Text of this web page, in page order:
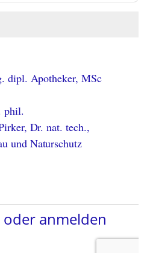
dipl. Apotheker, MSc
phil.
Dr. nat. tech.,
und Naturschutz